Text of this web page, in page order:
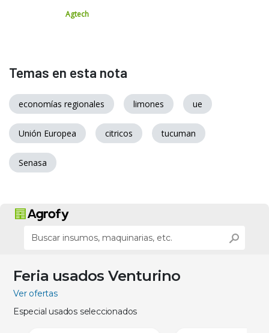
Agtech
Temas en esta nota
economías regionales limones ue
Unión Europea citricos tucuman
Senasa
Feria usados Venturino
Ver ofertas
Especial usados seleccionados